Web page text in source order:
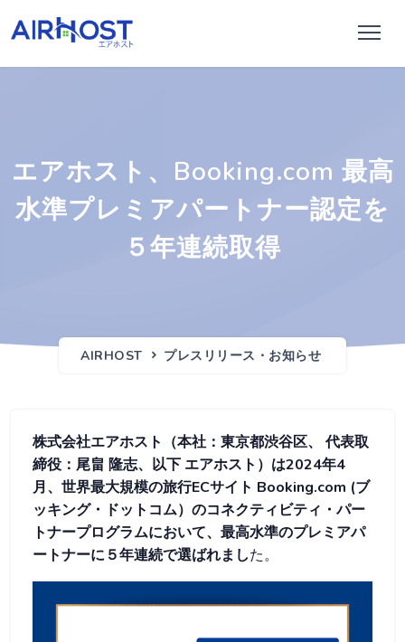
エアホスト、Booking.com 最高
水準プレミアパートナー認定を
５年連続取得
AIRHOST プレスリリース・お知らせ
株式会社エアホスト（本社：東京都渋谷区、 代表取
締役：尾畠 隆志、以下 エアホスト）は2024年4
月、世界最大規模の旅行ECサイト Booking.com (ブ
ッキング・ドットコム）のコネクティビティ・パー
トナープログラムにおいて、最高水準のプレミアパ
ートナーに５年連続で選ばれました。